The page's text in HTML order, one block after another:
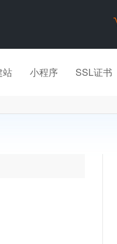
站 小程序 SSL证书